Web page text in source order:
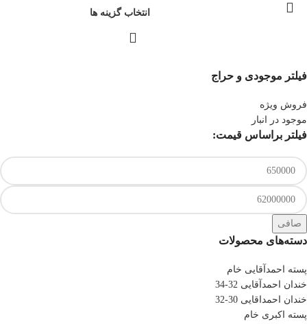
فیلتر موجودی و حراج
فروش ویژه
موجود در انبار
فیلتر براساس قیمت:
صافی
دسته‌های محصولات
پسته احمدآقایی خام
خندان احمدآقایی 32-34
خندان احمداقایی 30-32
پسته اکبری خام
انتخاب گزینه ها